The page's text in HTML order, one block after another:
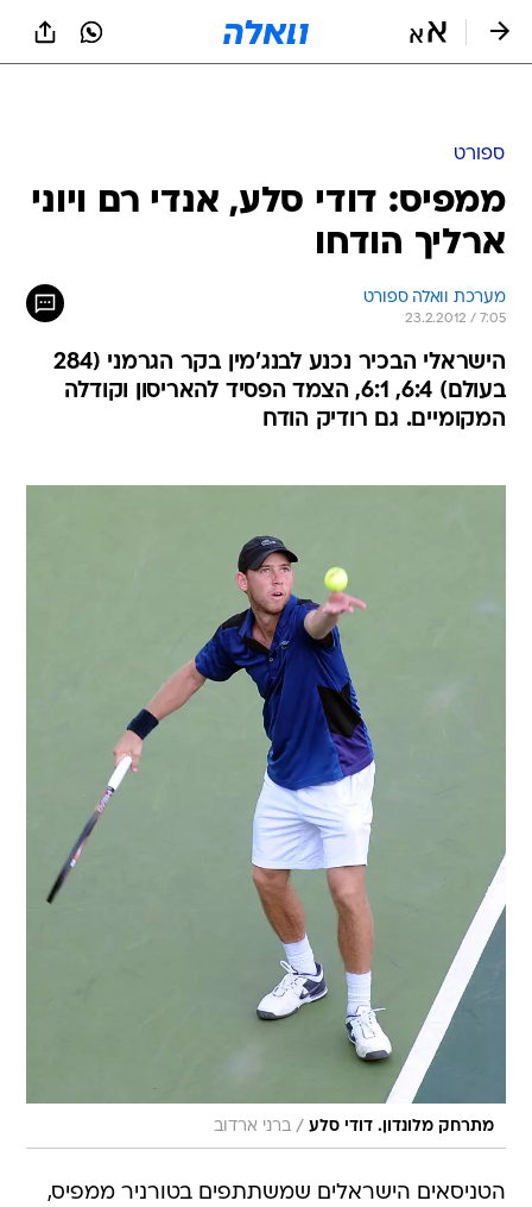
ספורט
ממפיס: דודי סלע, אנדי רם ויוני
ארליך הודחו
מערכת וואלה ספורט
23.2.2012 / 7:05
הישראלי הבכיר נכנע לבנג'מין בקר הגרמני (284
בעולם) 6:4, 6:1, הצמד הפסיד להאריסון וקודלה
המקומיים. גם רודיק הודח
מתרחק מלונדון. דודי סלע / ברני ארדוב
הטניסאים הישראלים שמשתתפים בטורניר ממפיס,